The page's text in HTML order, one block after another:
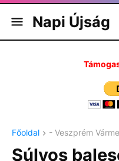
Napi Újság
Főoldal - Veszprém
Súlyos